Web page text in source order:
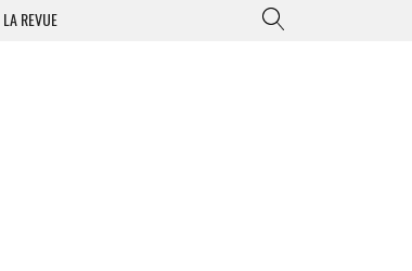
LA REVUE